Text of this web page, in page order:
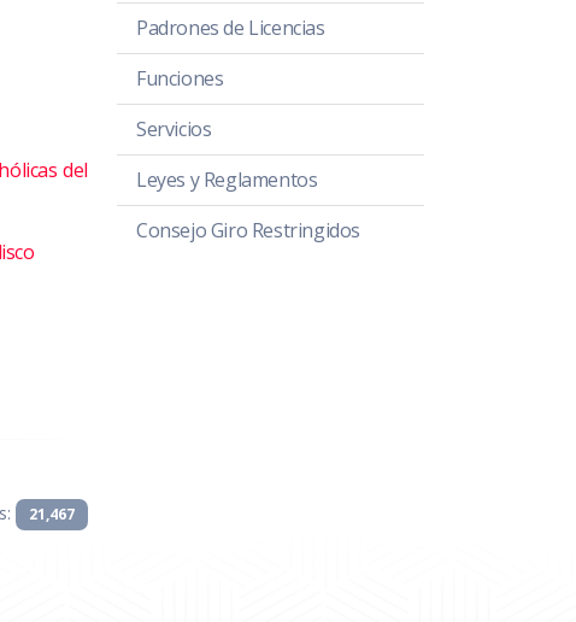
del
21,467
Padrones de Licencias
Funciones
Servicios
Leyes y Reglamentos
Consejo Giro Restringidos